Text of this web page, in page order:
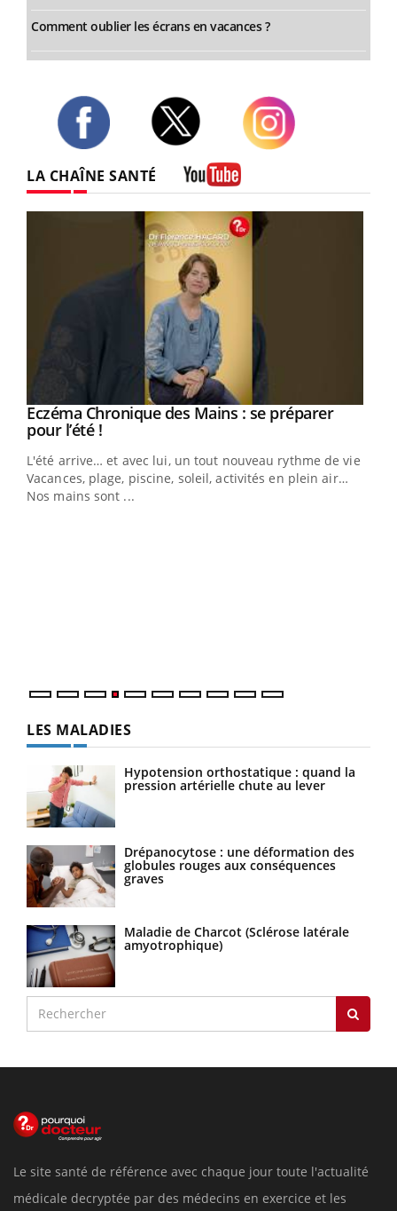
Comment oublier les écrans en vacances ?
LA CHAÎNE SANTÉ
Youtube
Eczéma Chronique des Mains : se préparer
pour l’été !Youtube
L'été arrive… et avec lui, un tout nouveau rythme de vie !
Vacances, plage, piscine, soleil, activités en plein air…
Nos mains sont ...
LES MALADIES
Hypotension orthostatique : quand la
pression artérielle chute au lever
Drépanocytose : une déformation des
globules rouges aux conséquences
graves
Maladie de Charcot (Sclérose latérale
amyotrophique)
Le site santé de référence avec chaque jour toute l'actualité
médicale decryptée par des médecins en exercice et les